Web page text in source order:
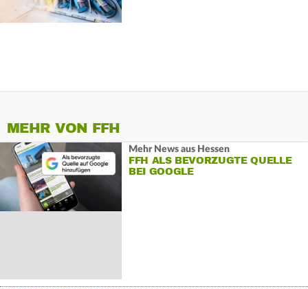
MEHR VON FFH
Mehr News aus Hessen
FFH ALS BEVORZUGTE QUELLE
BEI GOOGLE